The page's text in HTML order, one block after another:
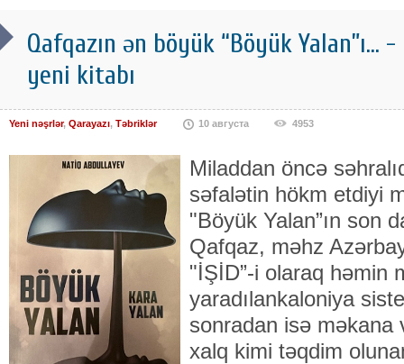
Qafqazın ən böyük “Böyük
yeni kitabı
Yeni nəşrlər, Qarayazı, Təbriklər 10 августа 4953
Miladdan öncə
səfalətin hökm etdiyi
"Böyük Yalan”ın son
Qafqaz, məhz
"İŞİD”-i olaraq həmin
yaradılankaloniya
sonradan isə məkana
xalq kimi təqdim